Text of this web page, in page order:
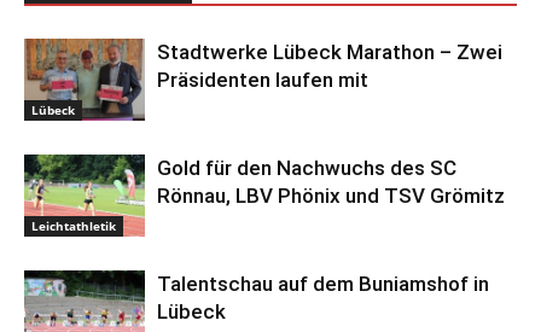
Lübeck
Stadtwerke Lübeck Marathon – Zwei
Präsidenten laufen mit
Leichtathletik
Gold für den Nachwuchs des SC
Rönnau, LBV Phönix und TSV Grömitz
Talentschau auf dem Buniamshof in
Lübeck